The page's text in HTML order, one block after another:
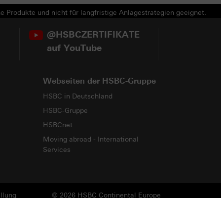
Produkte und nicht für langfristige Anlagestrategien geeignet.
@HSBCZERTIFIKATE
auf YouTube
Webseiten der HSBC-Gruppe
HSBC in Deutschland
HSBC-Gruppe
HSBCnet
Moving abroad - International
Services
© 2026 HSBC Continental Europe